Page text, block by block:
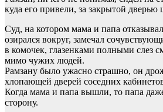
куда его привели, за закрытой дверью
Суд, на котором мама и папа
озирался вокруг, замечал
в комочек, глазенками полными слез
мимо чужих людей.
Рамзану было ужасно страшно, он
хлопающей дверей соседних
Когда мама и папа вышли, то папа
сторону.